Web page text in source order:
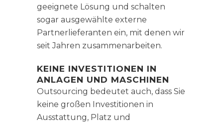
geeignete Lösung und schalten
sogar ausgewählte externe
Partnerlieferanten ein, mit denen wir
seit Jahren zusammenarbeiten.
KEINE INVESTITIONEN IN
ANLAGEN UND MASCHINEN
Outsourcing bedeutet auch, dass Sie
keine großen Investitionen in
Ausstattung, Platz und